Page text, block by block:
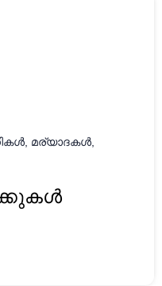
മര്യാദകൾ